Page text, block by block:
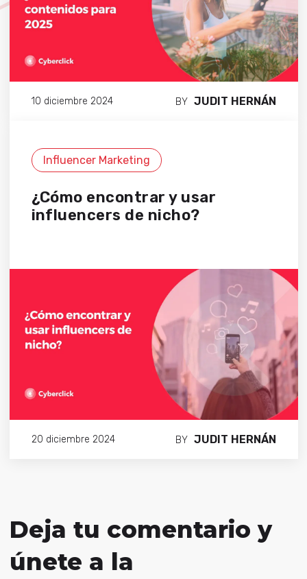
10 diciembre 2024 BY JUDIT HERNÁN
Influencer Marketing
¿Cómo encontrar y usar
influencers de nicho?
20 diciembre 2024 BY JUDIT HERNÁN
Deja tu comentario y
únete a la